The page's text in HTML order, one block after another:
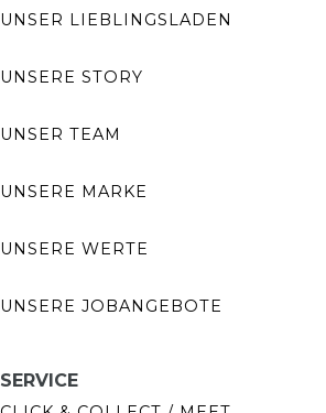
UNSER LIEBLINGSLADEN
UNSERE STORY
UNSER TEAM
UNSERE MARKE
UNSERE WERTE
UNSERE JOBANGEBOTE
SERVICE